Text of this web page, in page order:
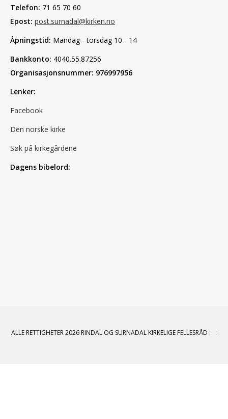
Telefon: 71 65 70 60
Epost: post.surnadal@kirken.no
Åpningstid: Mandag - torsdag 10 - 14
Bankkonto: 4040.55.87256
Organisasjonsnummer: 976997956
Lenker:
Facebook
Den norske kirke
Søk på kirkegårdene
Dagens bibelord:
ALLE RETTIGHETER 2026 RINDAL OG SURNADAL KIRKELIGE FELLESRÅD : :